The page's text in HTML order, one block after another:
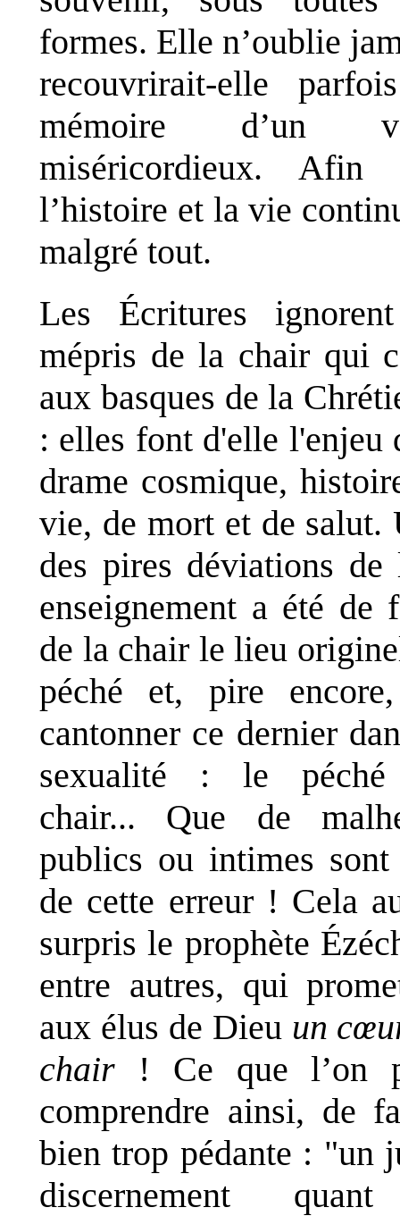
formes. Elle n’oublie
recouvrirait-elle
mémoire d’un
miséricordieux. Afin
l’histoire et la vie
malgré tout.
Les Écritures
mépris de la chair qui
aux basques de la
: elles font d'elle l'enjeu
drame cosmique,
vie, de mort et de salut.
des pires déviations de
enseignement a été de
de la chair le lieu
péché et, pire
cantonner ce dernier
sexualité : le
chair... Que de
publics ou intimes sont
de cette erreur ! Cela
surpris le prophète
entre autres, qui
aux élus de Dieu un
chair ! Ce que l’on
comprendre ainsi, de
bien trop pédante : "un
discernement